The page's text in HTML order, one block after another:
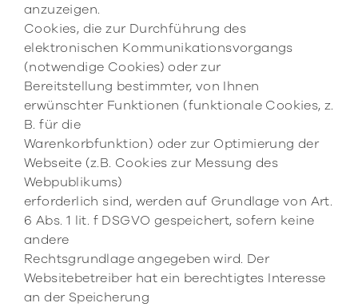
anzuzeigen.
Cookies, die zur Durchführung des
elektronischen Kommunikationsvorgangs
(notwendige Cookies) oder zur
Bereitstellung bestimmter, von Ihnen
erwünschter Funktionen (funktionale Cookies, z.
B. für die
Warenkorbfunktion) oder zur Optimierung der
Webseite (z.B. Cookies zur Messung des
Webpublikums)
erforderlich sind, werden auf Grundlage von Art.
6 Abs. 1 lit. f DSGVO gespeichert, sofern keine
andere
Rechtsgrundlage angegeben wird. Der
Websitebetreiber hat ein berechtigtes Interesse
an der Speicherung